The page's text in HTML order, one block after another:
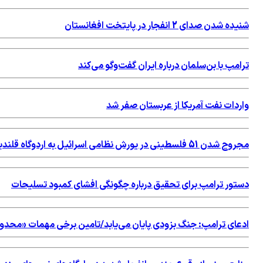
شنیده شدن صدای 2 انفجار در پایتخت افغانستان
ترامپ با بن‌سلمان درباره ایران گفت‌وگو می‌کند
واردات نفت آمریکا از عربستان صفر شد
مجروح شدن 51 فلسطینی در یورش نظامی اسرائیل به اردوگاه قلندیا
دستور ترامپ برای تحقیق درباره چگونگی افشای کمبود تسلیحات
ادعای ترامپ: جنگ بزودی پایان می‌یابد/تامین برخی مهمات